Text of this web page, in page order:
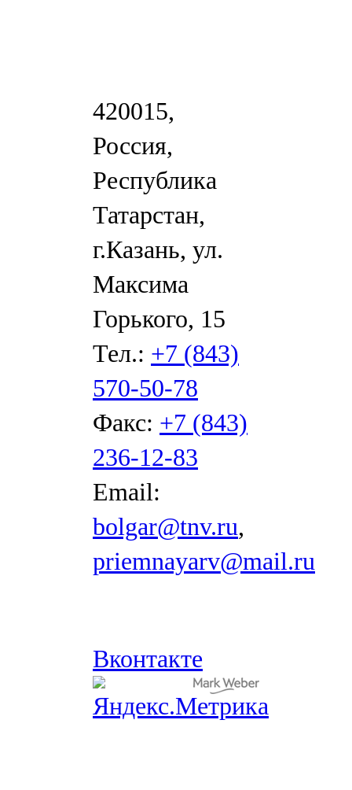
420015,
Россия,
Республика
Татарстан,
г.Казань, ул.
Максима
Горького, 15
Тел.: +7 (843)
570-50-78
Факс: +7 (843)
236-12-83
Email:
bolgar@tnv.ru,
priemnayarv@mail.ru
Вконтакте